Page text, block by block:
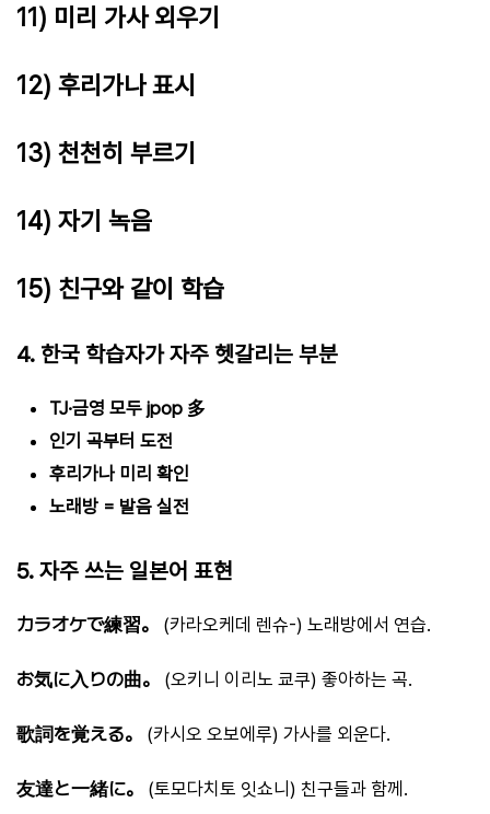
11) 미리 가사 외우기
12) 후리가나 표시
13) 천천히 부르기
14) 자기 녹음
15) 친구와 같이 학습
4. 한국 학습자가 자주 헷갈리는 부분
TJ·금영 모두 jpop 多
인기 곡부터 도전
후리가나 미리 확인
노래방 = 발음 실전
5. 자주 쓰는 일본어 표현
カラオケで練習。 (카라오케데 렌슈-) 노래방에서 연습.
お気に入りの曲。 (오키니 이리노 쿄쿠) 좋아하는 곡.
歌詞を覚える。 (카시오 오보에루) 가사를 외운다.
友達と一緒に。 (토모다치토 잇쇼니) 친구들과 함께.